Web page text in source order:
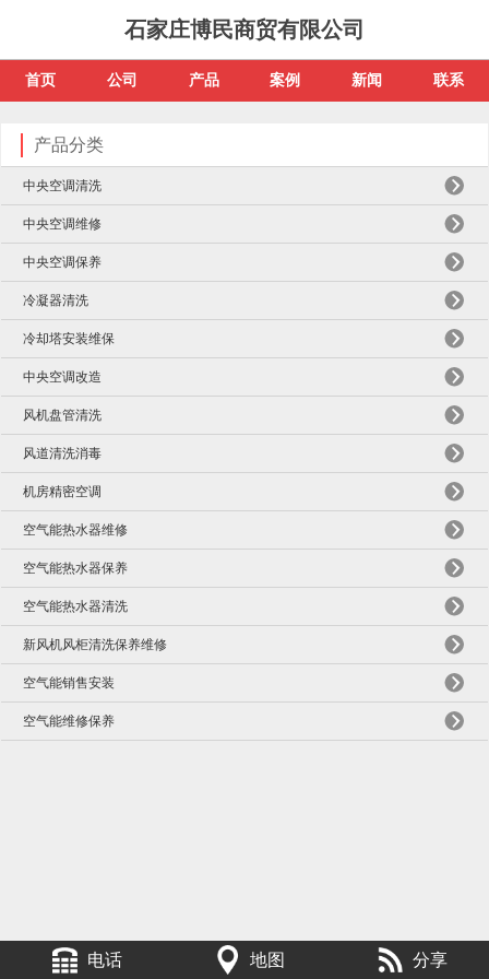
石家庄博民商贸有限公司
首页 公司 产品 案例 新闻 联系
产品分类
中央空调清洗
中央空调维修
中央空调保养
冷凝器清洗
冷却塔安装维保
中央空调改造
风机盘管清洗
风道清洗消毒
机房精密空调
空气能热水器维修
空气能热水器保养
空气能热水器清洗
新风机风柜清洗保养维修
空气能销售安装
空气能维修保养
电话 地图 分享